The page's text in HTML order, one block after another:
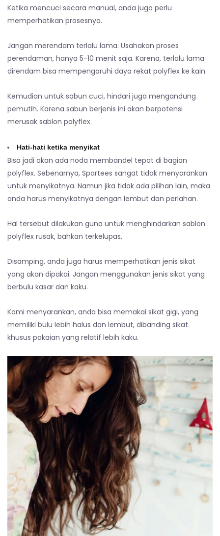
Ketika mencuci secara manual, anda juga perlu
memperhatikan prosesnya.
Jangan merendam terlalu lama. Usahakan proses
perendaman, hanya 5-10 menit saja. Karena, terlalu lama
direndam bisa mempengaruhi daya rekat polyflex ke kain.
Kemudian untuk sabun cuci, hindari juga mengandung
pemutih. Karena sabun berjenis ini akan berpotensi
merusak sablon polyflex.
Hati-hati ketika menyikat
Bisa jadi akan ada noda membandel tepat di bagian
polyflex. Sebenarnya, Spartees sangat tidak menyarankan
untuk menyikatnya. Namun jika tidak ada pilihan lain, maka
anda harus menyikatnya dengan lembut dan perlahan.
Hal tersebut dilakukan guna untuk menghindarkan sablon
polyflex rusak, bahkan terkelupas.
Disamping, anda juga harus memperhatikan jenis sikat
yang akan dipakai. Jangan menggunakan jenis sikat yang
berbulu kasar dan kaku.
Kami menyarankan, anda bisa memakai sikat gigi, yang
memiliki bulu lebih halus dan lembut, dibanding sikat
khusus pakaian yang relatif lebih kaku.